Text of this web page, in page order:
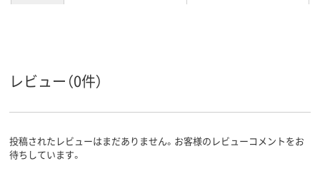
レビュー（0件）
投稿されたレビューはまだありません。お客様のレビューコメントをお
待ちしています。